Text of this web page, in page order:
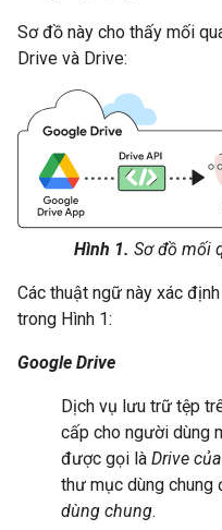
Sơ đồ này cho thấy mối
Drive và Drive:
Hình 1. Sơ đồ mối
Các thuật ngữ này xác
trong Hình 1:
Google Drive
Dịch vụ lưu trữ tệp
cấp cho người dùng
được gọi là Drive
thư mục dùng chung
dùng chung.